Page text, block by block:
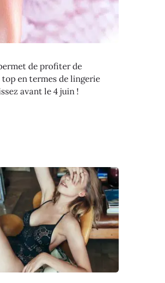
de profiter de
top en termes de lingerie
avant le 4 juin !